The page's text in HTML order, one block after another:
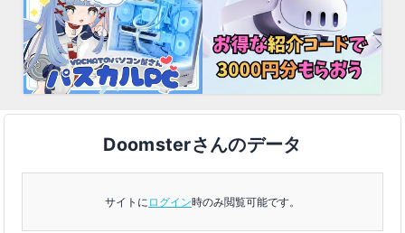
Doomsterさんのデータ
サイトに ログイン時のみ閲覧可能です。